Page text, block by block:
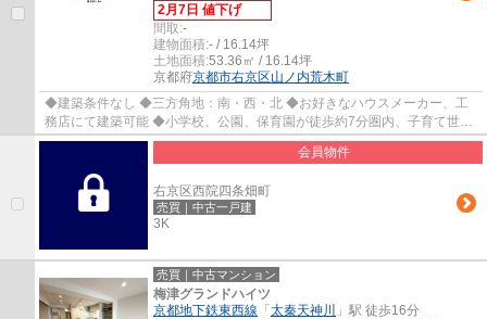
2月7日 値下げ
間取:-
建物面積:- / 16.14坪
土地面積:53.36㎡ / 16.14坪
京都府京都市右京区山ノ内荒木町
◆建築条件なし ◆三方角地：南・西・北 ◆お好きなハウスメーカー、工
務店にて建築可能 ◆小学校、公園、保育園が徒歩約7分圏内、子育て世代
に嬉しい立地 ◆京都ファミリーまで徒歩約6分、...
会員物件
右京区西院四条畑町
売買｜中古一戸建
3K
売買｜中古マンション
梅津グランドハイツ
京都地下鉄東西線 「 太秦天神川
」駅 徒歩16分